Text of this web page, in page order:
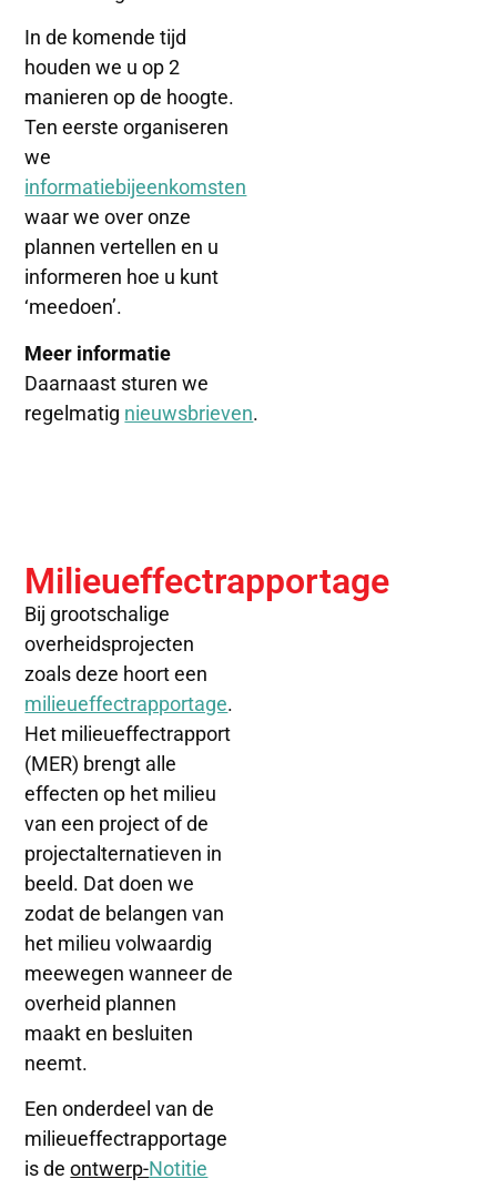
In de komende tijd
houden we u op 2
manieren op de hoogte.
Ten eerste organiseren
we
informatiebijeenkomsten
waar we over onze
plannen vertellenen u
informeren hoe u kunt
‘meedoen’.
Meer informatie
Daarnaast sturen we
regelmatig nieuwsbrieven.
Milieueffectrapportage
Bij grootschalige
overheidsprojecten
zoals deze hoort een
milieueffectrapportage.
Het milieueffectrapport
(MER) brengt alle
effecten op het milieu
van een project of de
projectalternatieven in
beeld. Dat doen we
zodat de belangen van
het milieu volwaardig
meewegen wanneer de
overheid plannen
maakt en besluiten
neemt.
Een onderdeel van de
milieueffectrapportage
is deontwerp-Notitie